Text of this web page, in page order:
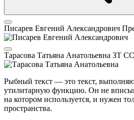
Писарев Евгений Александрович
Тарасова Татьяна Анатольевна ЗТ
Рыбный текст — это текст,
утилитарную функцию. Он не
на котором используется, и нужен
пространства.